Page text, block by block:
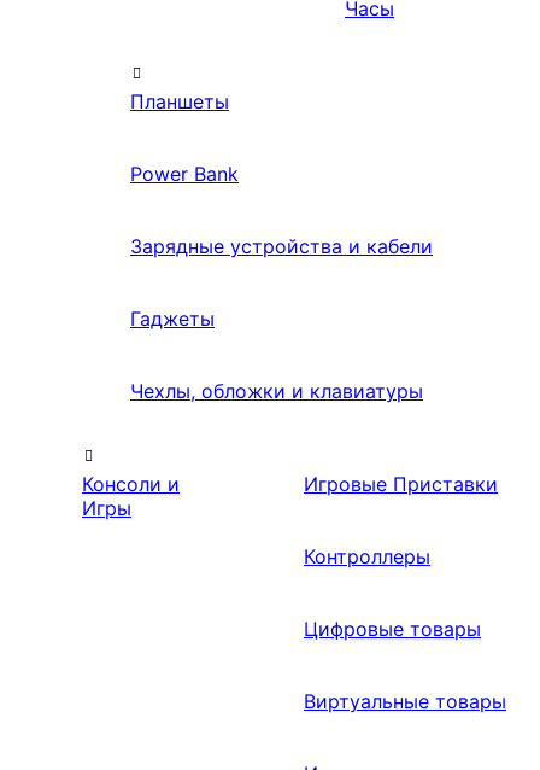
Часы
Планшеты
Power Bank
Зарядные устройства и кабели
Гаджеты
Чехлы, обложки и клавиатуры
Консоли и
Игры
Игровые Приставки
Контроллеры
Цифровые товары
Виртуальные товары